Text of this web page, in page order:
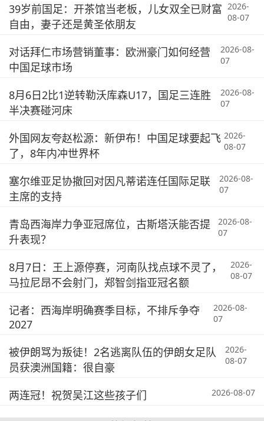
39岁前国足：开茶馆当老板，儿女双全已财富
自由，妻子还是黄圣依朋友
2026-
08-07
对话拜仁市场营销董事：欧洲豪门如何经营
中国足球市场
2026-08-
07
8月6日2比1逆转勒沃库森U17，国足三连胜
半决赛碰河床
2026-08-
07
外国网友夸赵松源：新伊布！中国足球要起飞
了，8年内冲世界杯
2026-
08-07
塞尔维亚足协撤回对因凡蒂诺连任国际足联
主席的支持
2026-08-
07
青岛西海岸力争亚冠席位，古斯塔沃能否提
升表现？
2026-08-
07
8月7日：王上源停赛，河南队找点球不灵了，
马拉尼昂不会射门，郑智剑指亚冠名额
2026-
08-07
记者：西海岸明确赛季目标，不排斥争夺
2027
2026-08-
07
被伊朗骂为叛徒！2名逃离队伍的伊朗女足队
员获澳洲国籍：很自豪
2026-
08-07
两连冠！祝贺吴江这些孩子们 2026-08-07